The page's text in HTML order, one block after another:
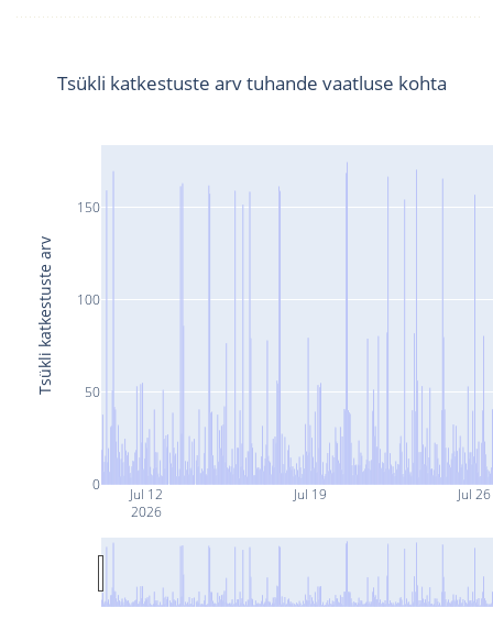
Jul 12
2026
Jul 19 Jul 26
0
50
100
150
Tsükli katkestuste arv tuhande vaatluse kohta
Tsükli katkestuste arv